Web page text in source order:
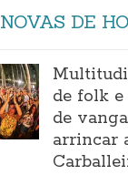
NOVAS DE
de folk
de
arrincar